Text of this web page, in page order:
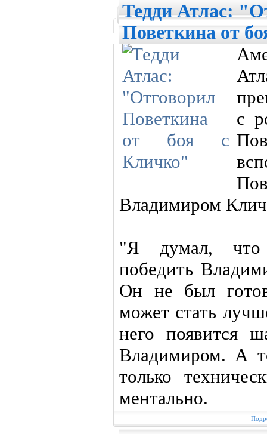
Тедди Атлас:
Поветкина от
с
Владимиром
"Я думал, что
победить
Он не был
может стать
него появится
Владимиром. А
только
ментально.